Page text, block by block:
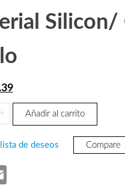
Silicon/
El
precio
+ Añadir al carrito
de deseos Compare